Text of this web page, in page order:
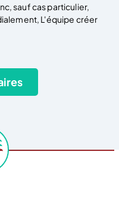
sauf cas particulier,
L'équipe créer